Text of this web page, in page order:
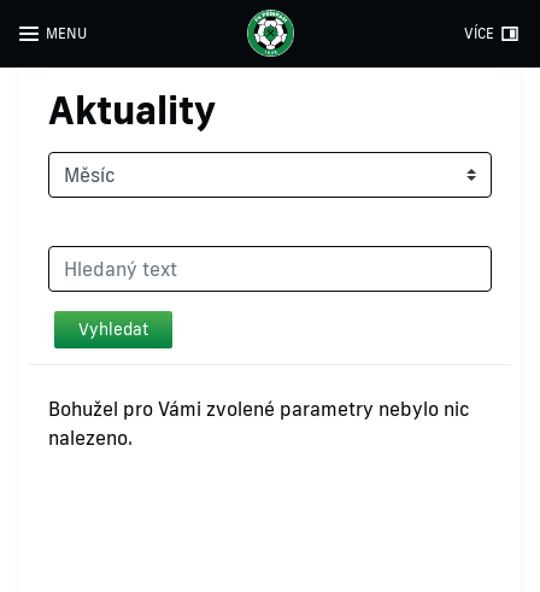
MENU VÍCE
Aktuality
Bohužel pro Vámi zvolené parametry nebylo nic
nalezeno.